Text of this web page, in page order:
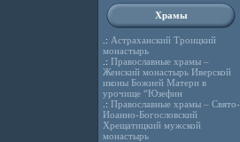
Храмы
.: Астраханский Троицкий
монастырь
.: Православные храмы –
Женский монастырь Иверской
иконы Божией Матери в
урочище “Юзефин
.: Православные храмы – Свято-
Иоанно-Богословский
Хрещатицкий мужской
монастырь